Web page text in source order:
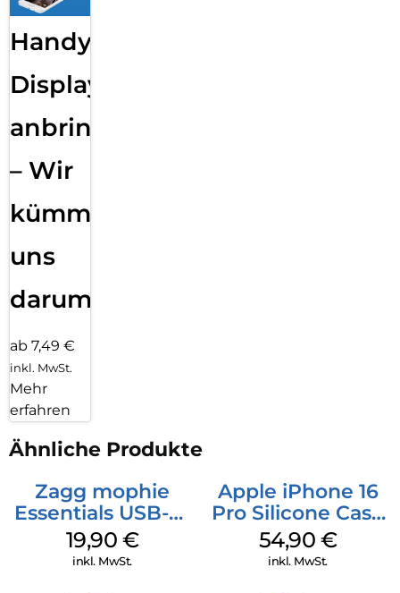
Handy
Displayfolie
anbringen
– Wir
kümmern
uns
darum!
ab 7,49 €
inkl. MwSt.
Mehr
erfahren
Ähnliche Produkte
Zagg mophie
Essentials USB-C-
20W Charger PD
Weiß
19,90 €
inkl. MwSt.
Apple iPhone 16
Pro Silicone Case
MagSafe Black
54,90 €
inkl. MwSt.